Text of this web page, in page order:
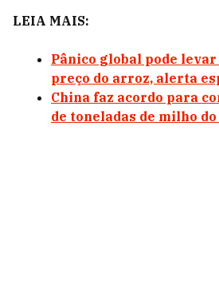
LEIA MAIS:
Pânico global pode
preço do arroz, alerta
China faz acordo para
de toneladas de milho